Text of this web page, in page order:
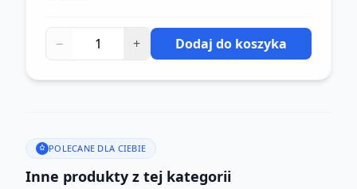
− + Dodaj do koszyka
POLECANE DLA CIEBIE
Inne produkty z tej kategorii